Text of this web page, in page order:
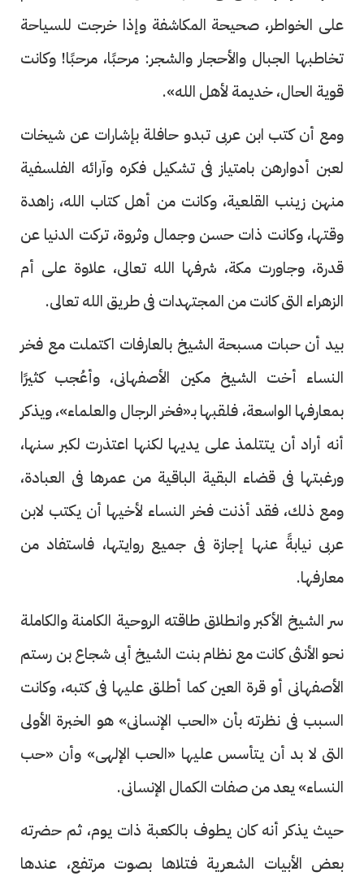
على الخواطر، صحيحة المكاشفة وإذا خرجت للسياحة
تخاطبها الجبال والأحجار والشجر: مرحبًا، مرحبًا! وكانت
قوية الحال، خديمة لأهل الله».
ومع أن كتب ابن عربى تبدو حافلة بإشارات عن شيخات
لعبن أدوارهن بامتياز فى تشكيل فكره وآرائه الفلسفية
منهن زينب القلعية، وكانت من أهل كتاب الله، زاهدة
وقتها، وكانت ذات حسن وجمال وثروة، تركت الدنيا عن
قدرة، وجاورت مكة، شرفها الله تعالى، علاوة على أم
الزهراء التى كانت من المجتهدات فى طريق الله تعالى.
بيد أن حبات مسبحة الشيخ بالعارفات اكتملت مع فخر
النساء أخت الشيخ مكين الأصفهانى، وأعُجب كثيرًا
بمعارفها الواسعة، فلقبها بـ«فخر الرجال والعلماء»، ويذكر
أنه أراد أن يتتلمذ على يديها لكنها اعتذرت لكبر سنها،
ورغبتها فى قضاء البقية الباقية من عمرها فى العبادة،
ومع ذلك، فقد أذنت فخر النساء لأخيها أن يكتب لابن
عربى نيابةً عنها إجازة فى جميع روايتها، فاستفاد من
معارفها.
سر الشيخ الأكبر وانطلاق طاقته الروحية الكامنة والكاملة
نحو الأنثى كانت مع نظام بنت الشيخ أبى شجاع بن رستم
الأصفهانى أو قرة العين كما أطلق عليها فى كتبه، وكانت
السبب فى نظرته بأن «الحب الإنسانى» هو الخبرة الأولى
التى لا بد أن يتأسس عليها «الحب الإلهى» وأن «حب
النساء» يعد من صفات الكمال الإنسانى.
حيث يذكر أنه كان يطوف بالكعبة ذات يوم، ثم حضرته
بعض الأبيات الشعرية فتلاها بصوت مرتفع، عندها